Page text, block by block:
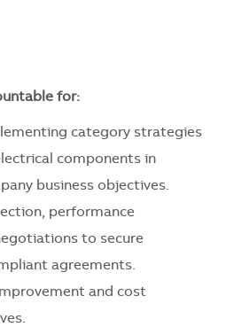
for:
category strategies
components in
business objectives.
performance
to secure
agreements.
and cost